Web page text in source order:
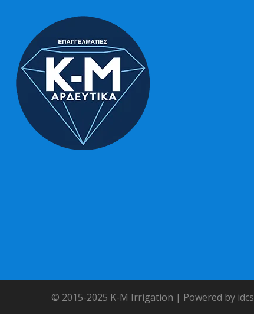
© 2015-2025 K-M Irrigation | Powered by idcs